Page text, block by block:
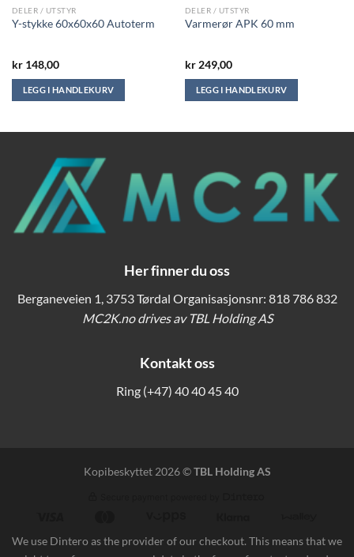
DELER / UTSTYR
Y-stykke 60x60x60 Autoterm
kr148,00
LEGG I HANDLEKURV
DELER / UTSTYR
Varmerør APK 60 mm
kr249,00
LEGG I HANDLEKURV
Her finner du oss
Berganeveien 1, 3753 Tørdal Organisasjonsnr: 818 786 832
MC2K.no drives av TBL Holding AS
Kontakt oss
Ring (+47) 40 40 45 40
Kopibeskyttet 2026 ©TBL Holding AS
We use Dintero as the provider of our checkout. This means that we